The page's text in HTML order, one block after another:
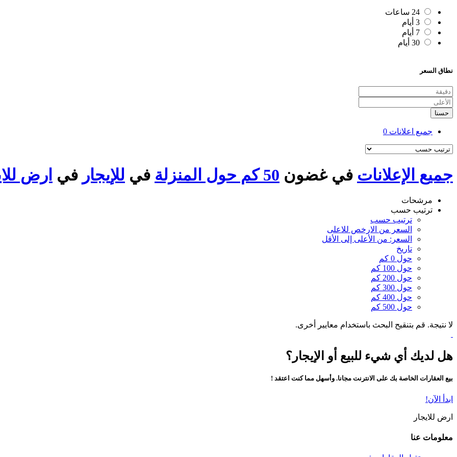
24 ساعات
3 أيام
7 أيام
30 أيام
نطاق السعر
حسنا
جميع اعلانات 0
جميع الإعلانات في غضون 50 كم حول المنزلة في للإيجار في ارض
مرشحات
ترتيب حسب
ترتيب حسب
السعر من الارخص للاعلى
السعر: من الأعلى إلى الأقل
تاريخ
حول 0 كم
حول 100 كم
حول 200 كم
حول 300 كم
حول 400 كم
حول 500 كم
لا نتيجة. قم بتنقيح البحث باستخدام معايير أخرى.
هل لديك أي شيء للبيع أو الإيجار؟
بيع العقارات الخاصة بك على الانترنت مجانا. وأسهل مما كنت اعتقد !
ابدأ الآن!
ارض للايجار
معلومات عنا